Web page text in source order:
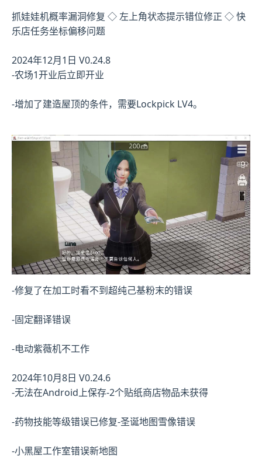
抓娃娃机概率漏洞修复 ◇ 左上角状态提示错位修正 ◇ 快
乐店任务坐标偏移问题
2024年12月1日 V0.24.8
-农场1开业后立即开业
-增加了建造屋顶的条件，需要Lockpick LV4。
-修复了在加工时看不到超纯己基粉末的错误
-固定翻译错误
-电动紫薇机不工作
2024年10月8日 V0.24.6
-无法在Android上保存-2个贴纸商店物品未获得
-药物技能等级错误已修复-圣诞地图雪像错误
-小黑屋工作室错误新地图